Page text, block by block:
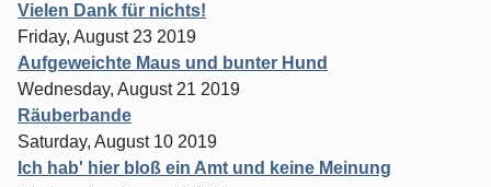
Vielen Dank für nichts!
Friday, August 23 2019
Aufgeweichte Maus und bunter Hund
Wednesday, August 21 2019
Räuberbande
Saturday, August 10 2019
Ich hab' hier bloß ein Amt und keine Meinung